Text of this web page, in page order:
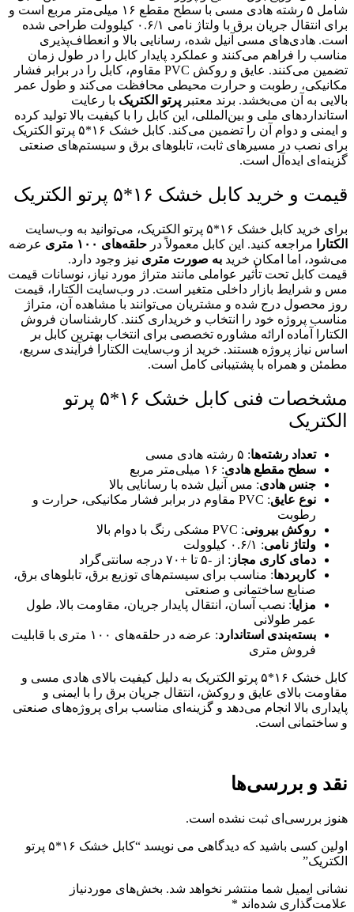
شامل ۵ رشته هادی مسی با سطح مقطع ۱۶ میلی‌متر مربع است و
برای انتقال جریان برق با ولتاژ نامی ۰.۶/۱ کیلوولت طراحی شده
است. هادی‌های مسی آنیل شده، رسانایی بالا و انعطاف‌پذیری
مناسب را فراهم می‌کنند و عملکرد پایدار کابل را در طول زمان
تضمین می‌کنند. عایق و روکش PVC مقاوم، کابل را در برابر فشار
مکانیکی، رطوبت و حرارت محیطی محافظت می‌کند و طول عمر
بالایی به آن می‌بخشد. برند معتبر پرتو الکتریک با رعایت
استانداردهای ملی و بین‌المللی، این کابل را با کیفیت بالا تولید کرده
و ایمنی و دوام آن را تضمین می‌کند. کابل خشک ۱۶*۵ پرتو الکتریک
برای نصب در مسیرهای ثابت، تابلوهای برق و سیستم‌های صنعتی
گزینه‌ای ایده‌آل است.
قیمت و خرید کابل خشک ۱۶*۵ پرتو الکتریک
برای خرید کابل خشک ۱۶*۵ پرتو الکتریک، می‌توانید به وب‌سایت
الکتارا
مراجعه کنید. این کابل معمولاً در حلقه‌های ۱۰۰ متری
عرضه
می‌شود، اما امکان خرید به صورت متری نیز وجود دارد.
قیمت کابل تحت تأثیر عواملی مانند متراژ مورد نیاز، نوسانات قیمت
مس و شرایط بازار داخلی متغیر است. در وب‌سایت الکتارا، قیمت
روز محصول درج شده و مشتریان می‌توانند با مشاهده آن، متراژ
مناسب پروژه خود را انتخاب و خریداری کنند. کارشناسان فروش
الکتارا آماده ارائه مشاوره تخصصی برای انتخاب بهترین کابل بر
اساس نیاز پروژه هستند. خرید از وب‌سایت الکتارا فرآیندی سریع،
مطمئن و همراه با پشتیبانی کامل است.
مشخصات فنی کابل خشک ۱۶*۵ پرتو
الکتریک
تعداد رشته‌ها: ۵ رشته هادی مسی
سطح مقطع هادی: ۱۶ میلی‌متر مربع
جنس هادی: مس آنیل شده با رسانایی بالا
نوع عایق
: PVC مقاوم در برابر فشار مکانیکی، حرارت و
رطوبت
روکش بیرونی: PVC مشکی رنگ با دوام بالا
ولتاژ نامی: ۰.۶/۱ کیلوولت
دمای کاری مجاز : از -۵ تا +۷۰ درجه سانتی‌گراد
کاربردها: مناسب برای سیستم‌های توزیع برق، تابلوهای برق،
صنایع ساختمانی و صنعتی
مزایا: نصب آسان، انتقال پایدار جریان، مقاومت بالا، طول
عمر طولانی
بسته‌بندی استاندارد
: عرضه در حلقه‌های ۱۰۰ متری با قابلیت
فروش متری
کابل خشک ۱۶*۵ پرتو الکتریک به دلیل کیفیت بالای هادی مسی و
مقاومت بالای عایق و روکش، انتقال جریان برق را با ایمنی و
پایداری بالا انجام می‌دهد و گزینه‌ای مناسب برای پروژه‌های صنعتی
و ساختمانی است.
نقد و بررسی‌ها
هنوز بررسی‌ای ثبت نشده است.
اولین کسی باشید که دیدگاهی می نویسد “کابل خشک ۱۶*۵ پرتو
الکتریک”
نشانی ایمیل شما منتشر نخواهد شد. بخش‌های موردنیاز
علامت‌گذاری شده‌اند *